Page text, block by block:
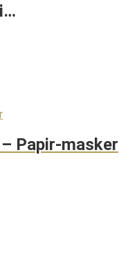
Papir-masker